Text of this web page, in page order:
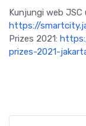
Kunjungi web
https://
Prizes 2021:
prizes-2021-